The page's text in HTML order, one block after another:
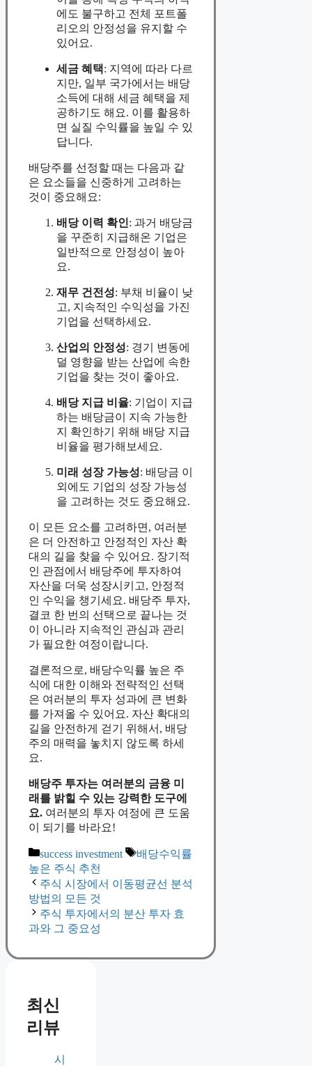
에도 불구하고 전체 포트폴
리오의 안정성을 유지할 수
있어요.
세금 혜택: 지역에 따라 다르
지만, 일부 국가에서는 배당
소득에 대해 세금 혜택을 제
공하기도 해요. 이를 활용하
면 실질 수익률을 높일 수 있
답니다.
배당주를 선정할 때는 다음과 같
은 요소들을 신중하게 고려하는
것이 중요해요:
배당 이력 확인: 과거 배당금
을 꾸준히 지급해온 기업은
일반적으로 안정성이 높아
요.
재무 건전성: 부채 비율이 낮
고, 지속적인 수익성을 가진
기업을 선택하세요.
산업의 안정성: 경기 변동에
덜 영향을 받는 산업에 속한
기업을 찾는 것이 좋아요.
배당 지급 비율: 기업이 지급
하는 배당금이 지속 가능한
지 확인하기 위해 배당 지급
비율을 평가해보세요.
미래 성장 가능성: 배당금 이
외에도 기업의 성장 가능성
을 고려하는 것도 중요해요.
이 모든 요소를 고려하면, 여러분
은 더 안전하고 안정적인 자산 확
대의 길을 찾을 수 있어요. 장기적
인 관점에서 배당주에 투자하여
자산을 더욱 성장시키고, 안정적
인 수익을 챙기세요. 배당주 투자,
결코 한 번의 선택으로 끝나는 것
이 아니라 지속적인 관심과 관리
가 필요한 여정이랍니다.
결론적으로, 배당수익률 높은 주
식에 대한 이해와 전략적인 선택
은 여러분의 투자 성과에 큰 변화
를 가져올 수 있어요. 자산 확대의
길을 안전하게 걷기 위해서, 배당
주의 매력을 놓치지 않도록 하세
요.
배당주 투자는 여러분의 금융 미
래를 밝힐 수 있는 강력한 도구에
요. 여러분의 투자 여정에 큰 도움
이 되기를 바라요!
Categories
success investment Tags
배당수익률
높은 주식 추천
주식 시장에서 이동평균선 분석
방법의 모든 것
주식 투자에서의 분산 투자 효
과와 그 중요성
최신
리뷰
시